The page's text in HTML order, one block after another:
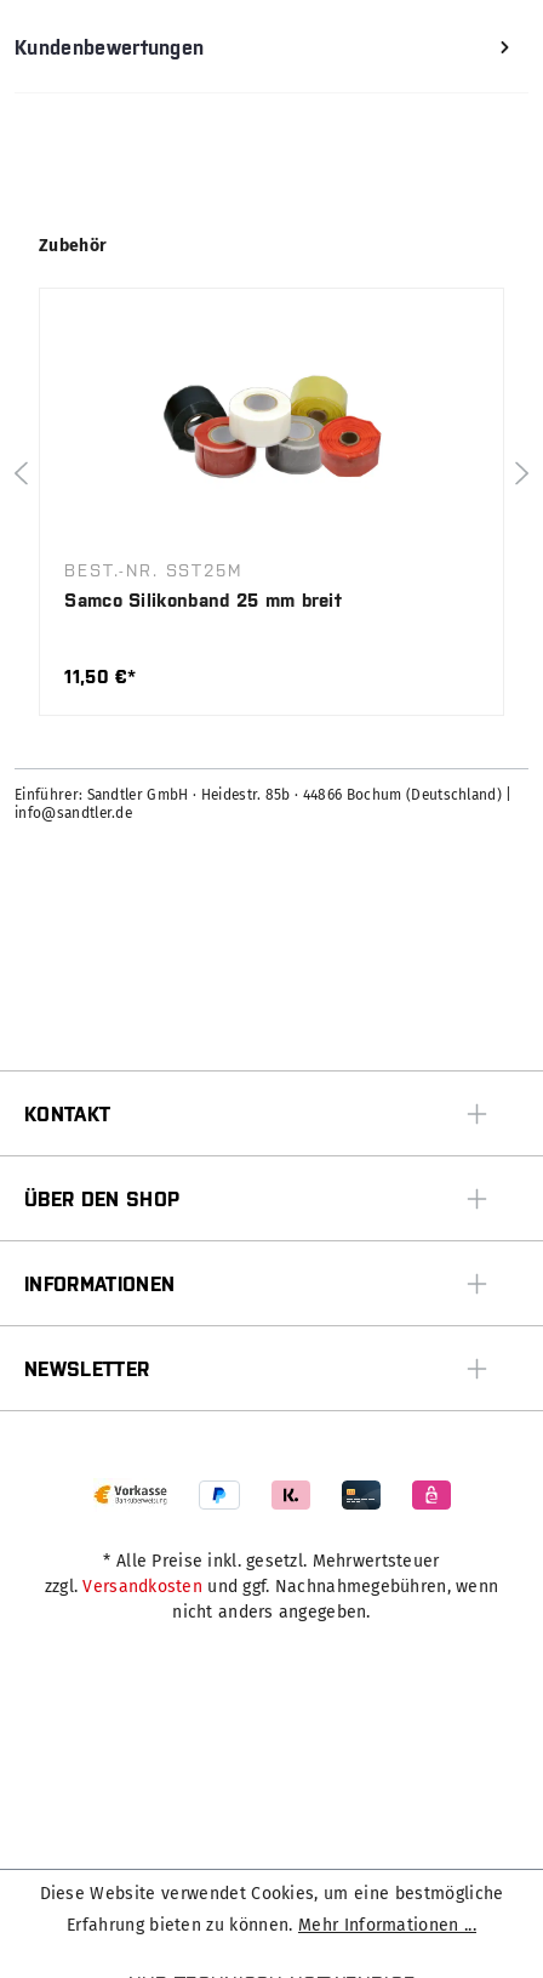
Kundenbewertungen
Produktgalerie überspringen
Zubehör
BEST.-NR. SST25M
Samco Silikonband 25 mm breit
11,50 €*
Einführer: Sandtler GmbH · Heidestr. 85b · 44866 Bochum (Deutschland) |
info@sandtler.de
KONTAKT
ÜBER DEN SHOP
INFORMATIONEN
NEWSLETTER
* Alle Preise inkl. gesetzl. Mehrwertsteuer
zzgl.Versandkosten und ggf. Nachnahmegebühren, wenn
nicht anders angegeben.
Diese Website verwendet Cookies, um eine bestmögliche
Erfahrung bieten zu können. Mehr Informationen ...